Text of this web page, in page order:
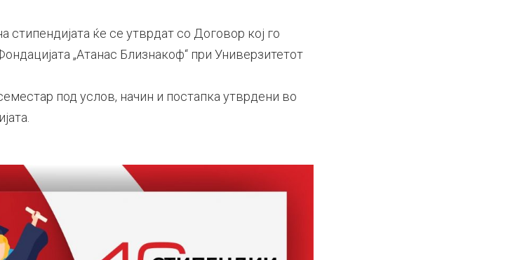
стипендијата ќе се утврдат со Договор кој го
„Атанас Близнакоф“ при Универзитетот
под услов, начин и постапка утврдени во